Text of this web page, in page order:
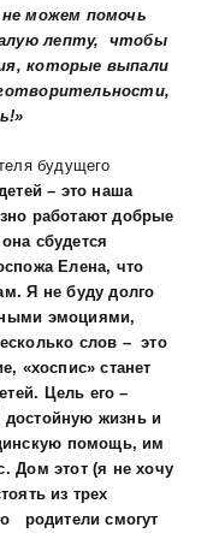
можем помочь
лепту, чтобы
которые выпали
будущего
– это наша
работают добрые
сбудется
Елена, что
Я не буду долго
эмоциями,
слов – это
«хоспис» станет
Цель его –
жизнь и
помощь, им
Дом этот (я не хочу
из трех
родители смогут